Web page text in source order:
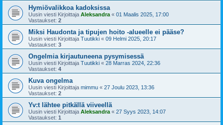
Hymiövalikkoa kadoksissa
Uusin viesti Kirjoittaja Aleksandra « 01 Maalis 2025, 17:00
Vastaukset: 2
Miksi Haudonta ja tipujen hoito -alueelle ei pääse?
Uusin viesti Kirjoittaja Tuutikki « 09 Helmi 2025, 20:17
Vastaukset: 3
Ongelmia kirjautuneena pysymisessä
Uusin viesti Kirjoittaja Tuutikki « 28 Marras 2024, 22:36
Vastaukset: 4
Kuva ongelma
Uusin viesti Kirjoittaja mimmu « 27 Joulu 2023, 13:36
Vastaukset: 2
Yv:t lähtee pitkällä viiveellä
Uusin viesti Kirjoittaja Aleksandra « 27 Syys 2023, 14:07
Vastaukset: 1